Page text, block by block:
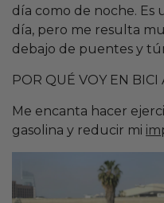
día como de noche. Es
día, pero me resulta
debajo de puentes y
POR QUÉ VOY EN BICI
Me encanta hacer
gasolina y reducir mi